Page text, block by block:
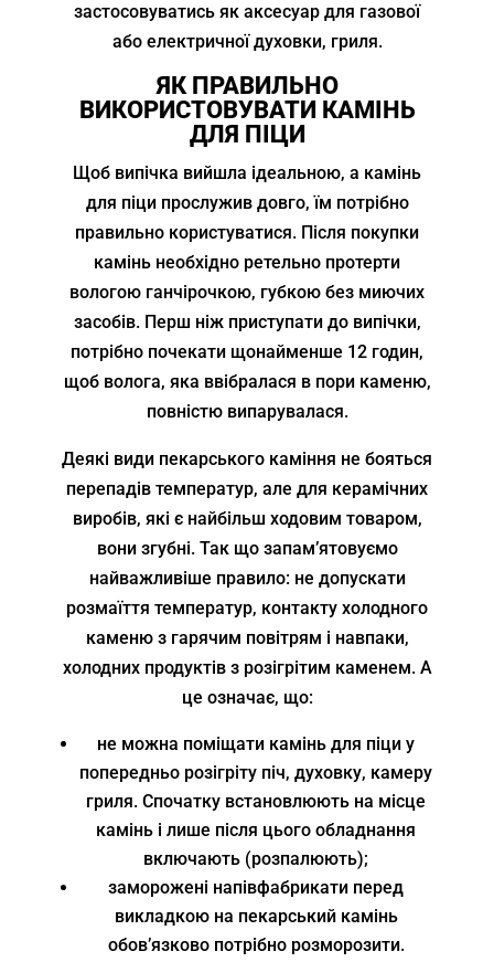
застосовуватись як аксесуар для газової
або електричної духовки, гриля.
ЯК ПРАВИЛЬНО
ВИКОРИСТОВУВАТИ КАМІНЬ
ДЛЯ ПІЦИ
Щоб випічка вийшла ідеальною, а камінь
для піци прослужив довго, їм потрібно
правильно користуватися. Після покупки
камінь необхідно ретельно протерти
вологою ганчірочкою, губкою без миючих
засобів. Перш ніж приступати до випічки,
потрібно почекати щонайменше 12 годин,
щоб волога, яка ввібралася в пори каменю,
повністю випарувалася.
Деякі види пекарського каміння не бояться
перепадів температур, але для керамічних
виробів, які є найбільш ходовим товаром,
вони згубні. Так що запам’ятовуємо
найважливіше правило: не допускати
розмаїття температур, контакту холодного
каменю з гарячим повітрям і навпаки,
холодних продуктів з розігрітим каменем. А
це означає, що:
не можна поміщати камінь для піци у
попередньо розігріту піч, духовку, камеру
гриля. Спочатку встановлюють на місце
камінь і лише після цього обладнання
включають (розпалюють);
заморожені напівфабрикати перед
викладкою на пекарський камінь
обов’язково потрібно розморозити.